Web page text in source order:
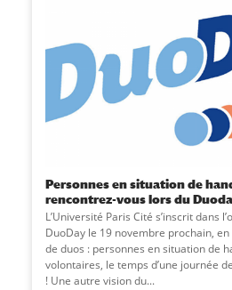
Personnes en situation de
rencontrez-vous lors du
L’Université Paris Cité s’inscrit dans
DuoDay le 19 novembre prochain,
de duos : personnes en situation de
volontaires, le temps d’une journée
! Une autre vision du...